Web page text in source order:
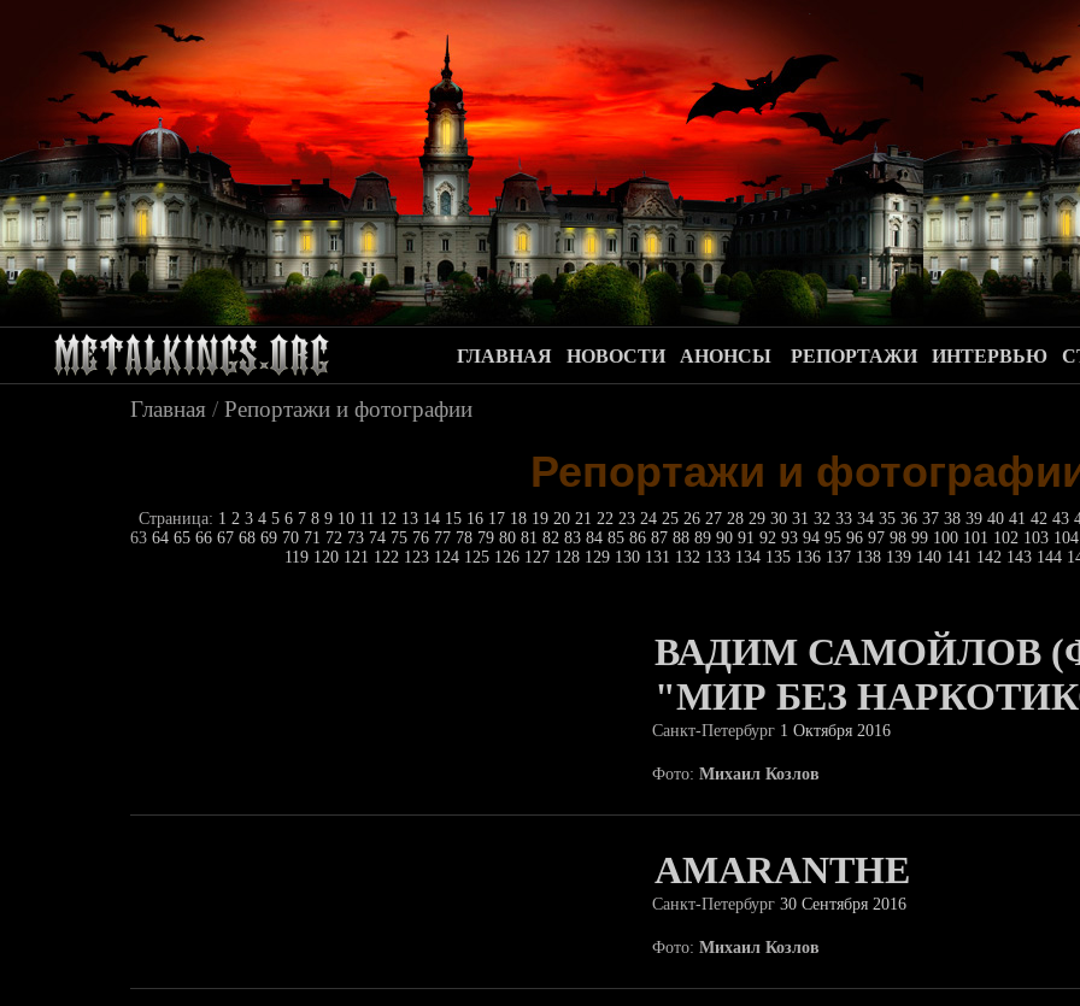
.
ГЛАВНАЯ НОВОСТИ АНОНСЫ РЕПОРТАЖИ ИНТЕРВЬЮ
Главная/ Репортажи и фотографии
Репортажи и
Страница: 1 2 3 4 5 6 7 8 9 10 11 12 13 14 15 16 17 18 19 20 21 22 23 24 25 26 27 28 29 30 31 32 33 34 35 36 37 38 39 40 41 42 43
63646566676869 70 71 72 73 74 75 76 77 78 798081828384858687888990919293949596979899 100 101 102 103
119 120 121 122 123 124 125 126 127 128 129 130 131 132 133 134 135 136 137 138 139 140 141 142 143 144
ВАДИМ САМОЙЛОВ
"МИР БЕЗ
Санкт-Петербург 1 Октября 2016
Фото: Михаил Козлов
AMARANTHE
Санкт-Петербург 30 Сентября 2016
Фото: Михаил Козлов